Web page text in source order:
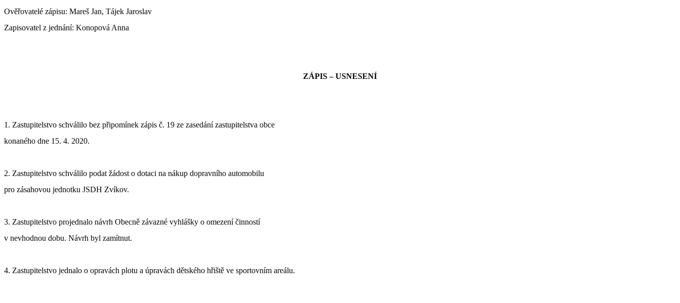
Ověřovatelé zápisu: Mareš Jan, Tájek Jaroslav
Zapisovatel z jednání: Konopová Anna
ZÁPIS – USNESENÍ
1. Zastupitelstvo schválilo bez připomínek zápis č. 19 ze zasedání zastupitelstva obce
konaného dne 15. 4. 2020.
2. Zastupitelstvo schválilo podat žádost o dotaci na nákup dopravního automobilu
pro zásahovou jednotku JSDH Zvíkov.
3. Zastupitelstvo projednalo návrh Obecně závazné vyhlášky o omezení činností
v nevhodnou dobu. Návrh byl zamítnut.
4. Zastupitelstvo jednalo o opravách plotu a úpravách dětského hřiště ve sportovním areálu.